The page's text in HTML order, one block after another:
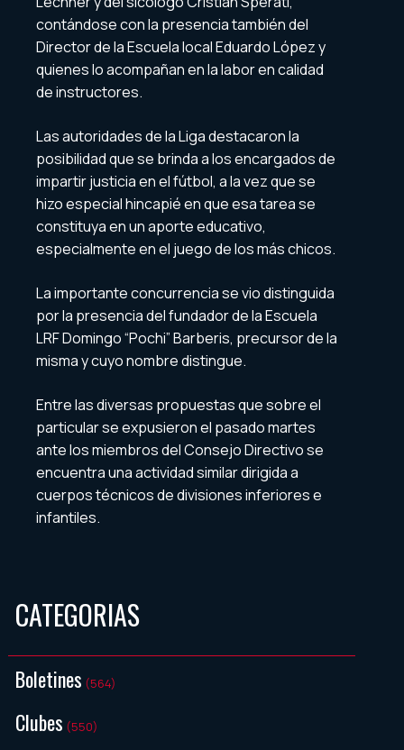
contándose con la presencia también del
Director de la Escuela local Eduardo López y
quienes lo acompañan en la labor en calidad
de instructores.
Las autoridades de la Liga destacaron la
posibilidad que se brinda a los encargados de
impartir justicia en el fútbol, a la vez que se
hizo especial hincapié en que esa tarea se
constituya en un aporte educativo,
especialmente en el juego de los más chicos.
La importante concurrencia se vio distinguida
por la presencia del fundador de la Escuela
LRF Domingo “Pochi” Barberis, precursor de la
misma y cuyo nombre distingue.
Entre las diversas propuestas que sobre el
particular se expusieron el pasado martes
ante los miembros del Consejo Directivo se
encuentra una actividad similar dirigida a
cuerpos técnicos de divisiones inferiores e
infantiles.
CATEGORIAS
Boletines (564)
Clubes (550)